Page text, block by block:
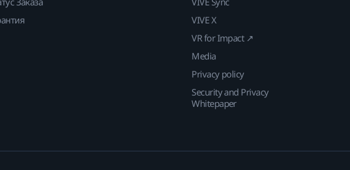
VIVE X
VR for Impact ↗
Media
Privacy policy
Security and Privacy
Whitepaper